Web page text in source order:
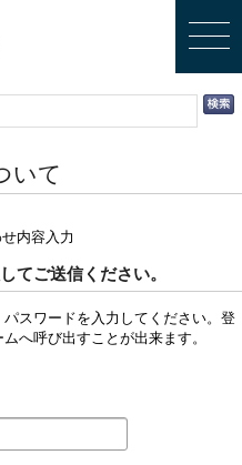
いて
てご送信ください。
スワードを入力してください。登
へ呼び出すことが出来ます。